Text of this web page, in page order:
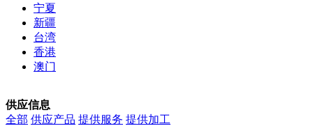
宁夏
新疆
台湾
香港
澳门
供应信息
全部 供应产品 提供服务 提供加工